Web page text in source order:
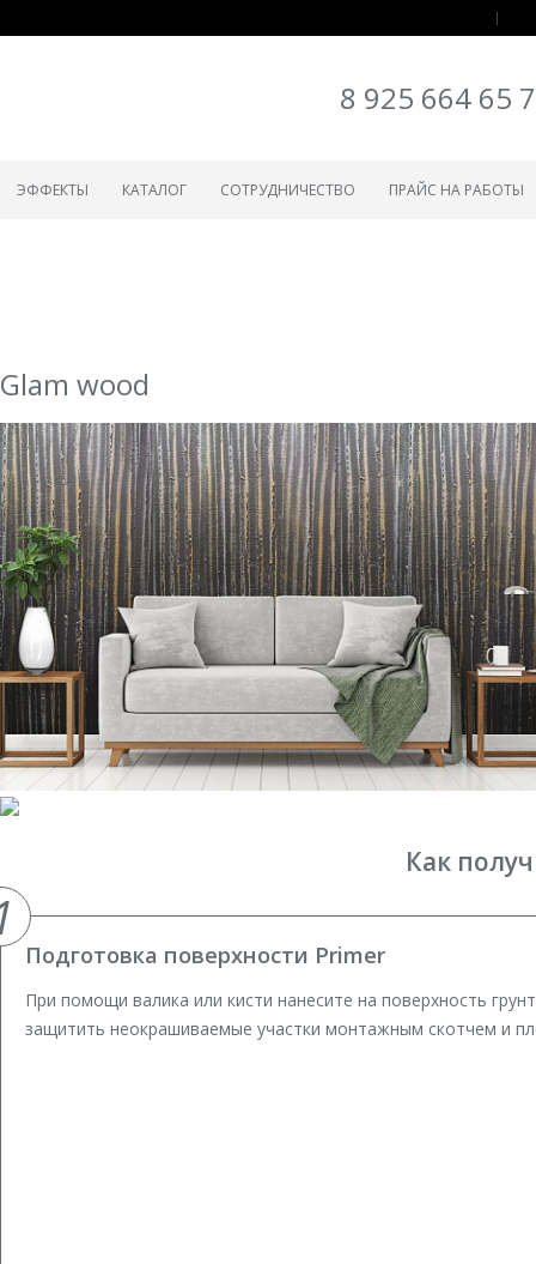
8 925 664 65
ЭФФЕКТЫ КАТАЛОГ СОТРУДНИЧЕСТВО ПРАЙС НА РАБОТЫ
Glam wood
Как
Подготовка поверхности Primer
При помощи валика или кисти нанесите на поверхность
защитить неокрашиваемые участки монтажным скотчем и